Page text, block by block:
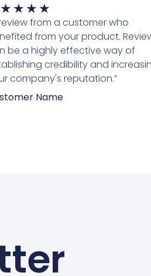
★ ★ ★ ★
5
van
5
from a customer who
from your product.
be a highly effective way of
credibility and
company's reputation.”
Name